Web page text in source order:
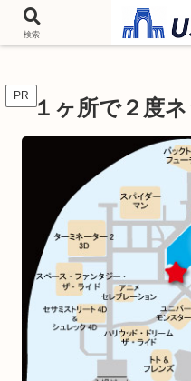
チケットやシーズンイベント ニン
バを歩いて
PR １ヶ所で２度
検索